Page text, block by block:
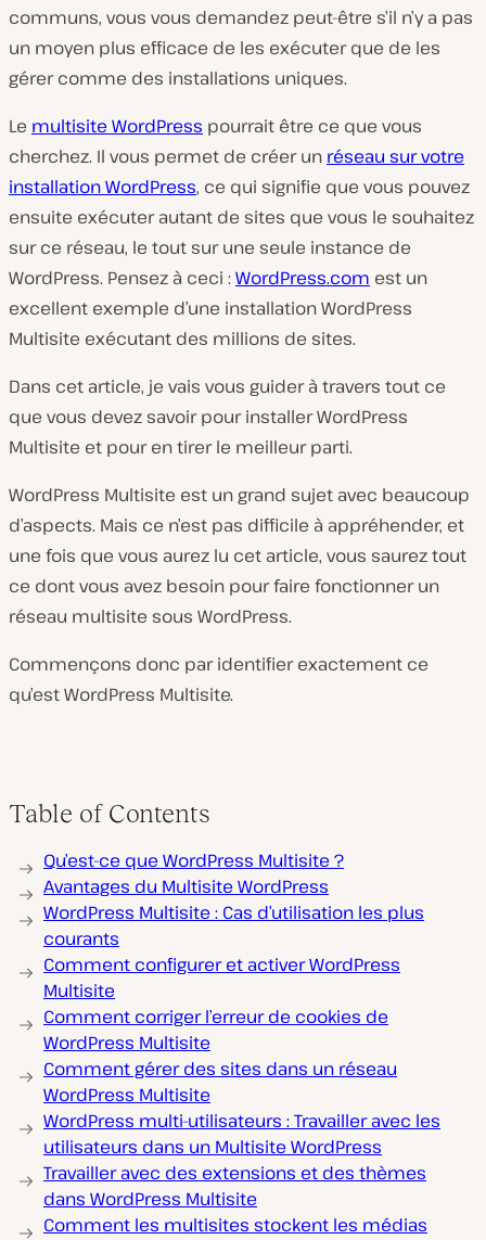
communs, vous vous demandez peut-être s’il n’y a pas
un moyen plus efficace de les exécuter que de les
gérer comme des installations uniques.
Le multisite WordPress pourrait être ce que vous
cherchez. Il vous permet de créer un réseau sur votre
installation WordPress, ce qui signifie que vous pouvez
ensuite exécuter autant de sites que vous le souhaitez
sur ce réseau, le tout sur une seule instance de
WordPress. Pensez à ceci : WordPress.com est un
excellent exemple d’une installation WordPress
Multisite exécutant des millions de sites.
Dans cet article, je vais vous guider à travers tout ce
que vous devez savoir pour installer WordPress
Multisite et pour en tirer le meilleur parti.
WordPress Multisite est un grand sujet avec beaucoup
d’aspects. Mais ce n’est pas difficile à appréhender, et
une fois que vous aurez lu cet article, vous saurez tout
ce dont vous avez besoin pour faire fonctionner un
réseau multisite sous WordPress.
Commençons donc par identifier exactement ce
qu’est WordPress Multisite.
Table of Contents
Qu’est-ce que WordPress Multisite ?
Avantages du Multisite WordPress
WordPress Multisite : Cas d’utilisation les plus
courants
Comment configurer et activer WordPress
Multisite
Comment corriger l’erreur de cookies de
WordPress Multisite
Comment gérer des sites dans un réseau
WordPress Multisite
WordPress multi-utilisateurs : Travailler avec les
utilisateurs dans un Multisite WordPress
Travailler avec des extensions et des thèmes
dans WordPress Multisite
Comment les multisites stockent les médias